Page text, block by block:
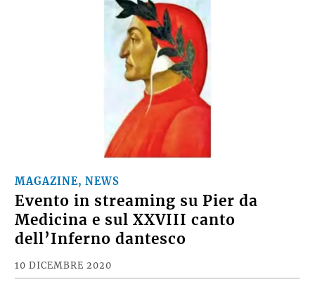
MAGAZINE, NEWS
Evento in streaming su Pier da
Medicina e sul XXVIII canto
dell’Inferno dantesco
10 DICEMBRE 2020